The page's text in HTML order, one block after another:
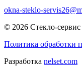
okna-steklo-
© 2026 Стекло-сервис
Политика обработки
Разработка nelset.com